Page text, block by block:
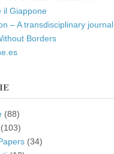
il Giappone
– A transdisciplinary journal
Borders
(88)
(103)
(34)